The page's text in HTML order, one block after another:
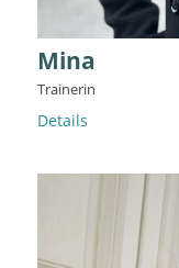
Mina
Trainerin
Details